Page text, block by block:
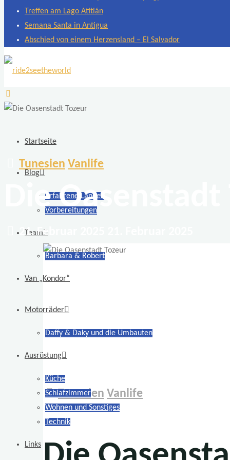
Treffen am Lago Atitlán
Semana Santa in Antigua
Abschied von einem Herzensland – El Salvador
ride2seetheworld
Weltreise
zwei
BMW
Startseite
Blog
Erfahrene Länder
Vorbereitungen
Team
Barbara & Robert
Van „Kondor“
Motorräder
Daffy & Daky und die Umbauten
Ausrüstung
Küche
Schlafzimmer
Wohnen und Sonstiges
Technik
Links
Tunesien Vanlife
Die Oasenstadt
21. Februar 2025
Tunesien Vanlife